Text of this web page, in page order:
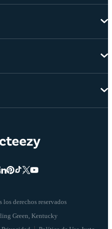
derechos reservados